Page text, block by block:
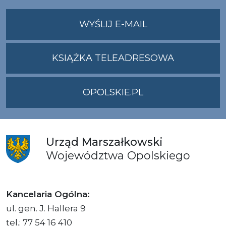
WYŚLIJ E-MAILNA
ADRES
KSIĄŻKA TELEADRESOWA
OPOLSKIE.PL
Urząd Marszałkowski
Województwa Opolskiego
Kancelaria Ogólna:
ul. gen. J. Hallera 9
tel.: 77 54 16 410